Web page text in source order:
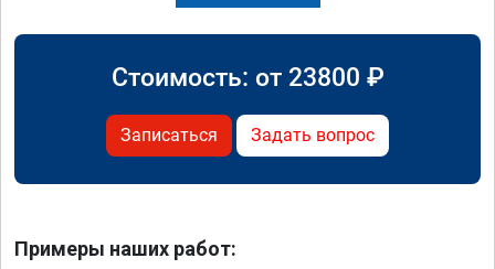
Стоимость: от 23800 ₽
Записаться Задать вопрос
Примеры наших работ: